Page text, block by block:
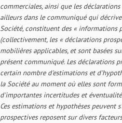
commerciales, ainsi que les
ailleurs dans le communiqué qui
Société, constituent des « informations
(collectivement, les « déclarations
mobilières applicables, et sont basées
présent communiqué. Les déclarations
certain nombre d'estimations et
la Société au moment où elles sont
d'importantes incertitudes et
Ces estimations et hypothèses peuvent
prospectives reposent sur divers